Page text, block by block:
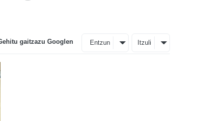
gaitzazu Googlen Entzun Itzuli